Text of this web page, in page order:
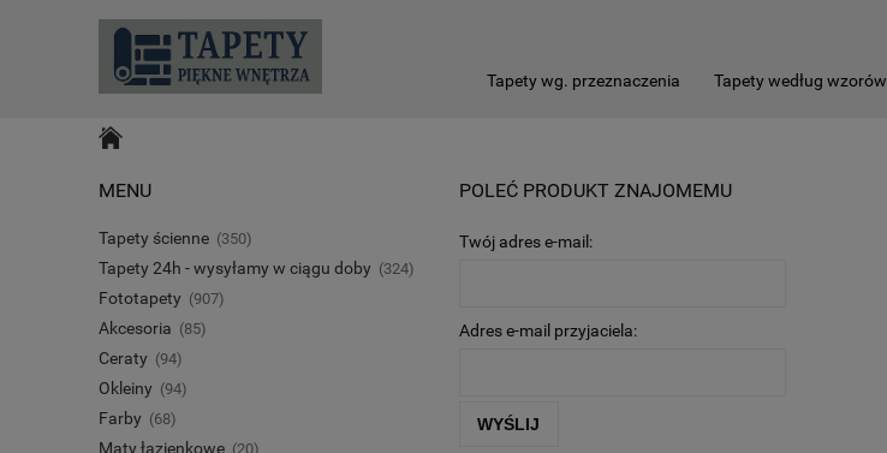
Tapety wg. przeznaczenia Tapety według wzorów
MENU
Tapety ścienne (350)
Tapety 24h - wysyłamy w ciągu doby (324)
Fototapety (907)
Akcesoria (85)
Ceraty (94)
Okleiny (94)
Farby (68)
Maty łazienkowe (20)
POLEĆ PRODUKT ZNAJOMEMU
Twój adres e-mail:
Adres e-mail przyjaciela:
WYŚLIJ